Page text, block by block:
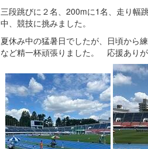
三段跳びに２名、200mに1名、走り幅
中、競技に挑みました。
夏休み中の猛暑日でしたが、日頃から
など精一杯頑張りました。 応援ありが